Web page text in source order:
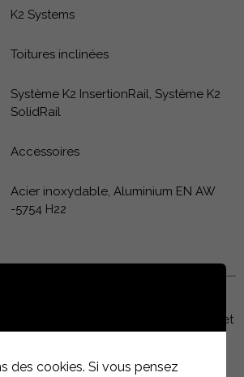
K2 Systems
Toitures inclinées
Système K2 InsertionRail, Système K2
SolidRail
Accessoires
Acier inoxydable, Aluminium EN AW
-5754 H22
rapide et facile de deux K2 SolidRail
Kit Connecteur comprenant les vis et
des cookies. Si vous pensez